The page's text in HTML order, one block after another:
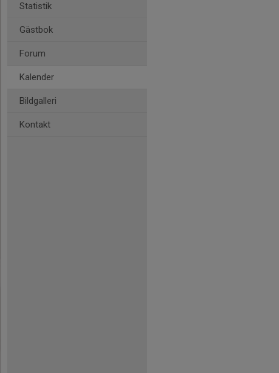
Statistik
Gästbok
Forum
Kalender
Bildgalleri
Kontakt